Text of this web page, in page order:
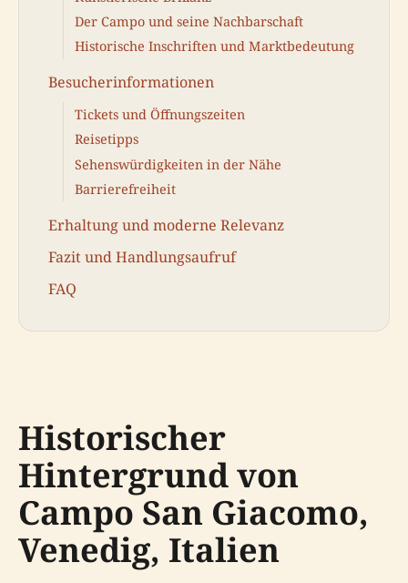
Der Campo und seine Nachbarschaft
Historische Inschriften und Marktbedeutung
Besucherinformationen
Tickets und Öffnungszeiten
Reisetipps
Sehenswürdigkeiten in der Nähe
Barrierefreiheit
Erhaltung und moderne Relevanz
Fazit und Handlungsaufruf
FAQ
Historischer
Hintergrund von
Campo San Giacomo,
Venedig, Italien